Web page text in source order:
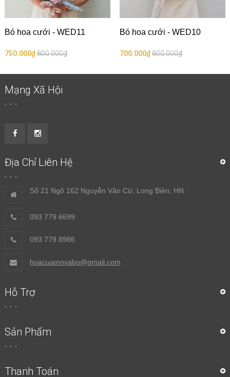
Bó hoa cưới - WED11
750.000₫800.000₫
Bó hoa cưới - WED10
700.000₫800.000₫
Mạng Xã Hội
Địa Chỉ Liên Hệ
Số 21 Ngõ 162 Nguyễn Văn Cừ, Long Biên, HN
093 779 6699
093 779 8986
hoacuamovabo@gmail.com
Hỗ Trợ
Sản Phẩm
Thanh Toán